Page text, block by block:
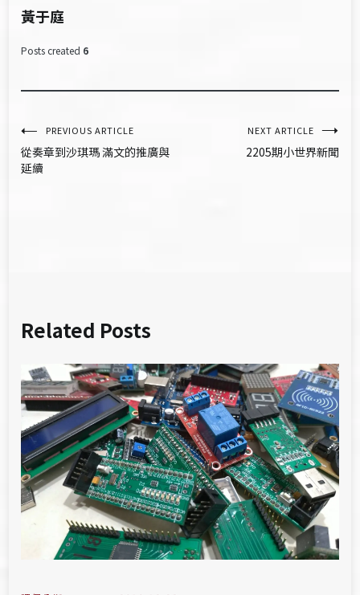
黃于庭
Posts created 6
文
章
PREVIOUS ARTICLE
從奏章到沙琪瑪 滿文的推廣與
延續
NEXT ARTICLE
2205期小世界新聞
Related Posts